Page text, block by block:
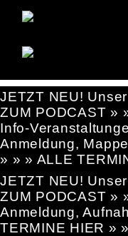
JETZT NEU!
ZUM PODCAST »
Info-
Anmeldung,
» » » ALLE
JETZT NEU!
ZUM PODCAST »
Anmeldung,
TERMINE HIER »